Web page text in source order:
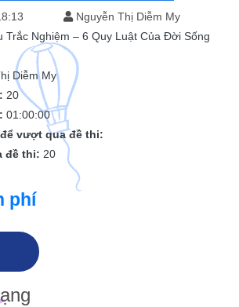
Nguyễn Thị Diễm My
Trắc Nghiệm – 6 Quy Luật Của Đời Sống
Diễm My
20
01:00:00
vượt qua đề thi:
đề thi: 20
phí